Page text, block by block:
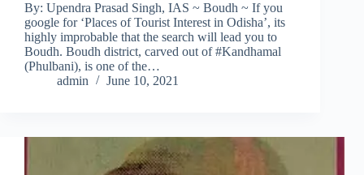
By: Upendra Prasad Singh, IAS ~ Boudh ~ If you
google for ‘Places of Tourist Interest in Odisha’, its
highly improbable that the search will lead you to
Boudh. Boudh district, carved out of #Kandhamal
(Phulbani), is one of the…
admin
June 10, 2021